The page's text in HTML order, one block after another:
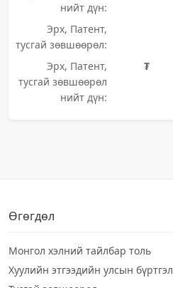
нийт дүн:
Эрх, Патент,
тусгай зөвшөөрөл:
Эрх, Патент,
тусгай зөвшөөрөл
нийт дүн:
₮
Өгөгдөл
Монгол хэлний тайлбар толь
Хуулийн этгээдийн улсын бүртгэл